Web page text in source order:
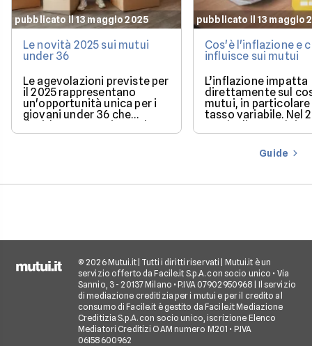
pubblicato il 13 maggio 2025
Le novità 2025 sui mutui
under 36
Le agevolazioni previste per
il 2025 rappresentano
un'opportunità unica per i
giovani under 36 che
desiderano acquistare la
loro prima casa.
pubblicato il 13 maggio
Cos'è l'inflazione e
influisce sui mutui
L’inflazione impatta
direttamente sul
mutui, in particolare
tasso variabile. Nel
con la discesa dei
il mercato offre
più favorevoli per
finanziareGuide
© 2026 Mutui.it | Tutti i diritti riservati | Mutui.it è un
servizio offerto da Facile.it S.p.A. con socio unico • Via
Sannio, 3 - 20137 Milano • P.IVA 07902950968 | Il servizio
di mediazione creditizia per i mutui e per il credito al
consumo di Facile.it è gestito da Facile.it Mediazione
Creditizia S.p.A. con socio unico, iscrizione Elenco
Mediatori Creditizi OAM numero M201 • P.IVA
06158600962